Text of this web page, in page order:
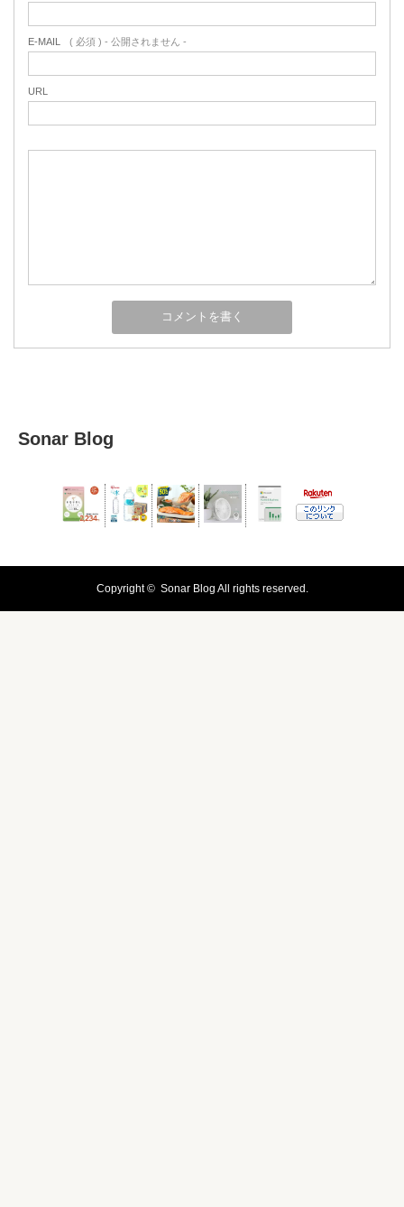
E-MAIL ( 必須 ) - 公開されません -
URL
Sonar Blog
Copyright © Sonar Blog All rights reserved.